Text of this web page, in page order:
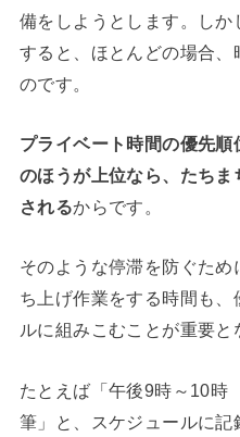
備をしようとします。し
すると、ほとんどの場合、
のです。
プライベート時間の優先
のほうが上位なら、たち
されるからです。
そのような停滞を防ぐた
ち上げ作業をする時間も
ルに組みこむことが重要と
たとえば「午後9時～10
筆」と、スケジュールに